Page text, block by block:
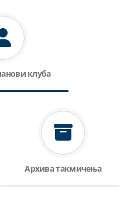
клуба
Архива такмичења